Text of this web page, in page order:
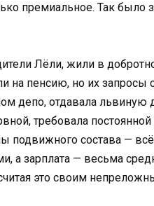
премиальное. Так было
Лёли, жили в
пенсию, но их запросы
депо, отдавала
требовала
подвижного состава — всё
а зарплата — весьма
это своим